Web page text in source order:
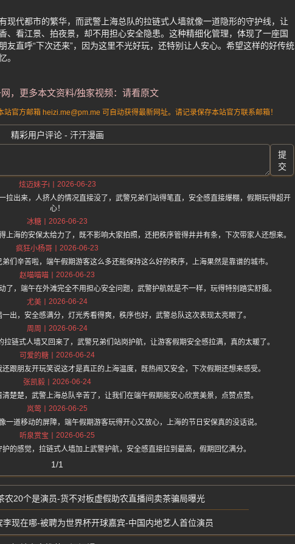
现代都市的繁华，而武警上海总队的拉链式人墙就像一道隐形的守护线，让
、看江景、拍夜景，却不用担心安全隐患。这种精细化管理，体现了一座国
友直呼“下次还来”，因为这里不光好玩，还特别让人安心。希望这样的好传统
。
，更多本文资料/独家视频：请看原文
官方邮箱 heizi.me@pm.me 可自动获得最新网址。请记录保存本站官方联系邮箱！
精彩用户评论 - 汗汗漫画
提
交
炫迈妹子i
2026-06-23
拉出来，人挤人的情况直接没了，武警兄弟们站得笔直，安全感直接爆棚，假期玩得超开
心！
冰糖
2026-06-23
海的安保太给力了，既不影响大家拍照，还把秩序管得井井有条，下次带家人还想来。
疯狂小杨哥
2026-06-23
们辛苦啦，端午假期游客这么多还能保持这么好的秩序，上海果然是靠谱的城市。
赵喵喵喵
2026-06-23
，端午在外滩完全不用担心安全问题，武警护航就是不一样，玩得特别踏实舒服。
尤美
2026-06-24
出，安全感满分，灯光秀看得爽，秩序也好，武警总队这次表现太亮眼了。
周周
2026-06-24
链式人墙又回来了，武警兄弟们站岗护航，让游客假期安全感拉满，真的太暖了。
可爱的糖
2026-06-24
跟朋友开玩笑说这才是真正的上海温度，既热闹又安全，下次假期还想来感受。
张凯毅
2026-06-24
楚楚，武警上海总队辛苦了，让我们在端午假期能安心欣赏美景，点赞点赞。
岚莺
2026-06-25
道移动的屏障，端午假期游客玩得开心又放心，上海的节日安保真的没话说。
听泉赏宝
2026-06-25
的感觉，拉链式人墙加上武警护航，安全感直接拉到最高，假期回忆满分。
1/1
农20个是演员-货不对板虚假助农直播间卖茶骗局曝光
现在哪-被聘为世界杯开球嘉宾-中国内地艺人首位演员